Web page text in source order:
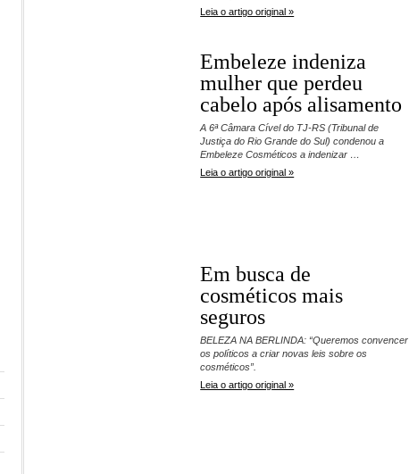
Leia o artigo original »
Embeleze indeniza
mulher que perdeu
cabelo após alisamento
A 6ª Câmara Cível do TJ-RS (Tribunal de
Justiça do Rio Grande do Sul) condenou a
Embeleze Cosméticos a indenizar …
Leia o artigo original »
Em busca de
cosméticos mais
seguros
BELEZA NA BERLINDA: “Queremos convencer
os políticos a criar novas leis sobre os
cosméticos”.
Leia o artigo original »